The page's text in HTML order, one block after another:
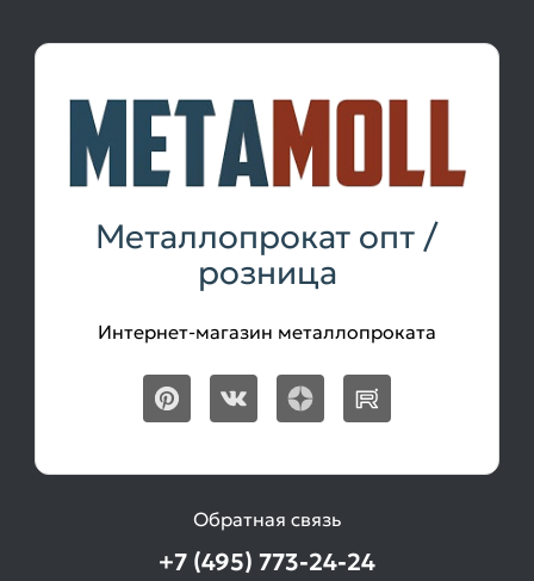
Металлопрокат опт /
розница
Интернет-магазин металлопроката
Обратная связь
+7 (495) 773-24-24